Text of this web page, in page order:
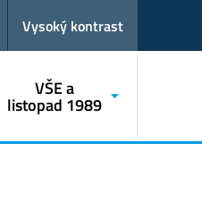
Vysoký kontrast
VŠE a
listopad 1989